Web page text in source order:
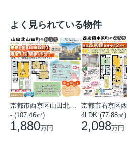
よく見られている物件
- (107.46㎡)
1,880万円
4LDK (77.88㎡)
2,098万円